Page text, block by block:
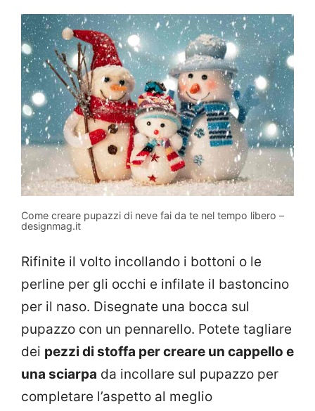
Come creare pupazzi di neve fai da te nel tempo libero –
designmag.it
Rifinite il volto incollando i bottoni o le
perline per gli occhi e infilate il bastoncino
per il naso. Disegnate una bocca sul
pupazzo con un pennarello. Potete tagliare
dei pezzi di stoffa per creare un cappello e
una sciarpa da incollare sul pupazzo per
completare l’aspetto al meglio